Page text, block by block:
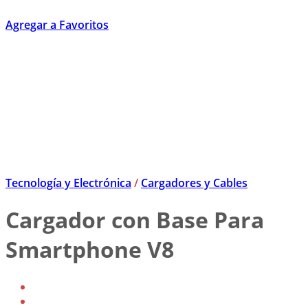
Agregar a Favoritos
Tecnología y Electrónica / Cargadores y Cables
Cargador con Base Para
Smartphone V8